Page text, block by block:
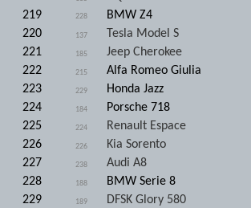
219
228 BMW Z4
220
137 Tesla Model S
221
185 Jeep Cherokee
222
215 Alfa Romeo Giulia
223
229 Honda Jazz
224
184 Porsche 718
225
224 Renault Espace
226
226 Kia Sorento
227
238 Audi A8
228
188 BMW Serie 8
229
189 DFSK Glory 580